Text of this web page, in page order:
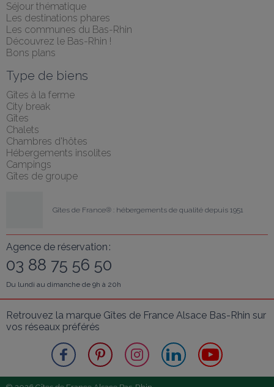
Séjour thématique
Les destinations phares
Les communes du Bas-Rhin
Découvrez le Bas-Rhin !
Bons plans
Type de biens
Gîtes à la ferme
City break
Gîtes
Chalets
Chambres d'hôtes
Hébergements insolites
Campings
Gîtes de groupe
Gîtes de France® : hébergements de qualité depuis 1951
Agence de réservation :
03 88 75 56 50
Du lundi au dimanche de 9h à 20h
Retrouvez la marque Gîtes de France Alsace Bas-Rhin sur
vos réseaux préférés